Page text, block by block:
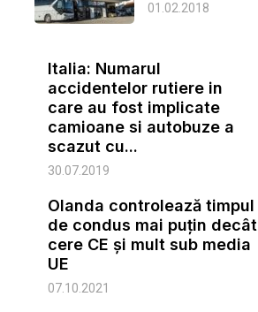
01.02.2018
Italia: Numarul
accidentelor rutiere in
care au fost implicate
camioane si autobuze a
scazut cu...
30.07.2019
Olanda controlează timpul
de condus mai puțin decât
cere CE și mult sub media
UE
07.10.2021